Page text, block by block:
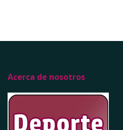
Acerca de nosotros